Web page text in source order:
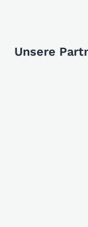
Unsere